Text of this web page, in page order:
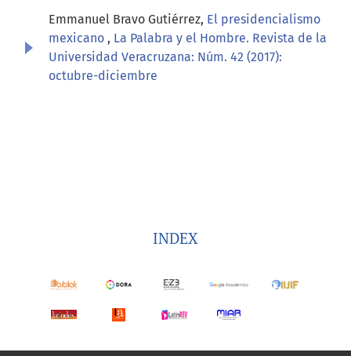
Emmanuel Bravo Gutiérrez, El presidencialismo
mexicano , La Palabra y el Hombre. Revista de la
Universidad Veracruzana: Núm. 42 (2017):
octubre-diciembre
INDEX